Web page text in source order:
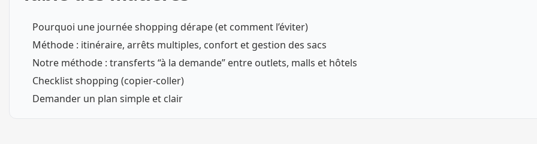
Pourquoi une journée shopping dérape (et comment l’éviter)
Méthode : itinéraire, arrêts multiples, confort et gestion des sacs
Notre méthode : transferts “à la demande” entre outlets, malls et hôtels
Checklist shopping (copier-coller)
Demander un plan simple et clair